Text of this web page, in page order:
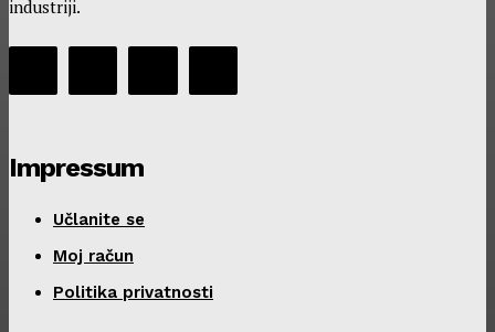
industriji.
Impressum
Učlanite se
Moj račun
Politika privatnosti